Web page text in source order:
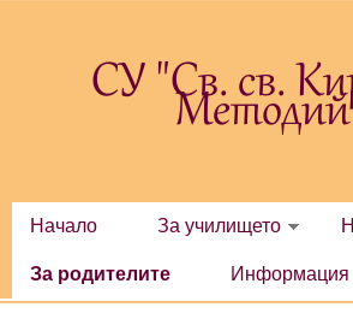
СУ "Св. св.
Начало За училището
За родителите Информация